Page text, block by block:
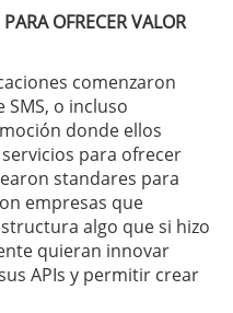
OFRECER VALOR
comenzaron
o incluso
donde ellos
para ofrecer
standares para
empresas que
algo que si hizo
quieran innovar
APIs y permitir crear